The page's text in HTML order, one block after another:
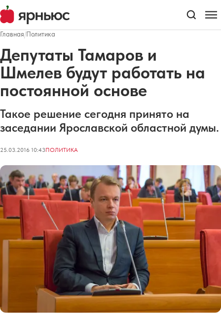
Главная/Политика
Депутаты Тамаров и
Шмелев будут работать на
постоянной основе
Такое решение сегодня принято на
заседании Ярославской областной думы.
25.03.2016 10:43ПОЛИТИКА